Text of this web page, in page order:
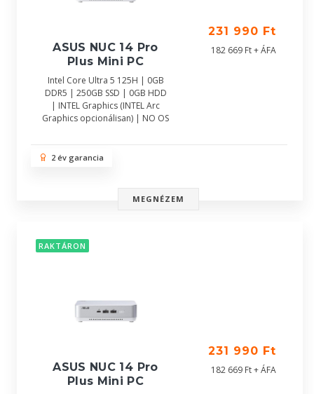
ASUS NUC 14 Pro
Plus Mini PC
Intel Core Ultra 5 125H | 0GB
DDR5 | 250GB SSD | 0GB HDD
| INTEL Graphics (INTEL Arc
Graphics opcionálisan) | NO OS
231 990 Ft
182 669 Ft + ÁFA
2 év garancia
MEGNÉZEM
RAKTÁRON
ASUS NUC 14 Pro
Plus Mini PC
231 990 Ft
182 669 Ft + ÁFA